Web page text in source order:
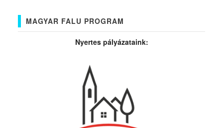
MAGYAR FALU PROGRAM
Nyertes pályázataink: